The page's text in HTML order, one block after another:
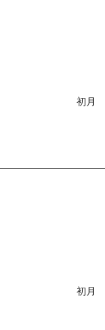
初月
初月